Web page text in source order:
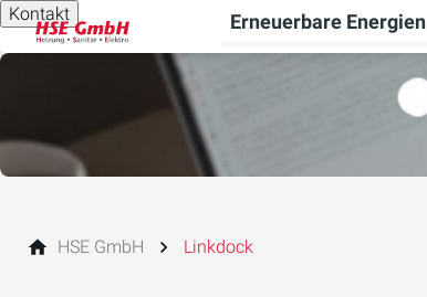
Kontakt Erneuerbare Energien
HSE GmbH Linkdock